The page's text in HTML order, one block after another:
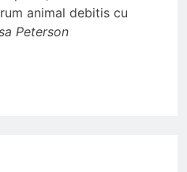
animal debitis cu
Peterson